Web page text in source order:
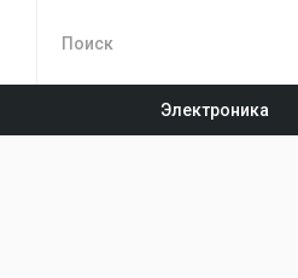
Электроника